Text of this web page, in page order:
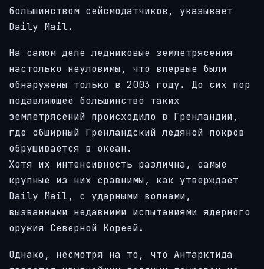
большинством сейсмодатчиков, указывает
Daily Mail.
На самом деле ледниковые землетрясения
настолько неуловимы, что впервые были
обнаружены только в 2003 году. До сих пор
подавляющее большинство таких
землетрясений происходило в Гренландии,
где обширный Гренландский ледяной покров
обрушивается в океан.
Хотя их интенсивность различна, самые
крупные из них сравнимы, как утверждает
Daily Mail, с ударными волнами,
вызванными недавними испытаниями ядерного
оружия Северной Кореей.
Однако, несмотря на то, что Антарктида